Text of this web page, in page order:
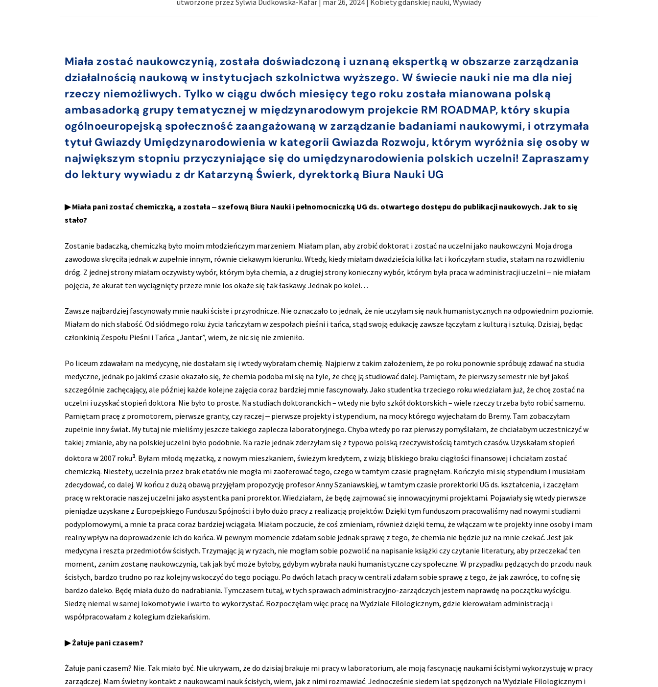
Miała zostać naukowczynią, została doświadczoną i uznaną ekspertką w obszarze zarządzania
działalnością naukową w instytucjach szkolnictwa wyższego. W świecie nauki nie ma dla niej
rzeczy niemożliwych. Tylko w ciągu dwóch miesięcy tego roku została mianowana polską
ambasadorką grupy tematycznej w międzynarodowym projekcie RM ROADMAP, który skupia
ogólnoeuropejską społeczność zaangażowaną w zarządzanie badaniami naukowymi, i otrzymała
tytuł Gwiazdy Umiędzynarodowienia w kategorii Gwiazda Rozwoju, którym wyróżnia się osoby w
największym stopniu przyczyniające się do umiędzynarodowienia polskich uczelni! Zapraszamy
do lektury wywiadu z dr Katarzyną Świerk, dyrektorką Biura Nauki UG
▶ Miała pani zostać chemiczką, a została ‒ szefową Biura Nauki i pełnomocniczką UG ds. otwartego dostępu do publikacji naukowych. Jak to się
stało?
Zostanie badaczką, chemiczką było moim młodzieńczym marzeniem. Miałam plan, aby zrobić doktorat i zostać na uczelni jako naukowczyni. Moja droga
zawodowa skręciła jednak w zupełnie innym, równie ciekawym kierunku. Wtedy, kiedy miałam dwadzieścia kilka lat i kończyłam studia, stałam na rozwidleniu
dróg. Z jednej strony miałam oczywisty wybór, którym była chemia, a z drugiej strony konieczny wybór, którym była praca w administracji uczelni ‒ nie miałam
pojęcia, że akurat ten wyciągnięty przeze mnie los okaże się tak łaskawy. Jednak po kolei…
Zawsze najbardziej fascynowały mnie nauki ścisłe i przyrodnicze. Nie oznaczało to jednak, że nie uczyłam się nauk humanistycznych na odpowiednim poziomie.
Miałam do nich słabość. Od siódmego roku życia tańczyłam w zespołach pieśni i tańca, stąd swoją edukację zawsze łączyłam z kulturą i sztuką. Dzisiaj, będąc
członkinią Zespołu Pieśni i Tańca „Jantar”, wiem, że nic się nie zmieniło.
Po liceum zdawałam na medycynę, nie dostałam się i wtedy wybrałam chemię. Najpierw z takim założeniem, że po roku ponownie spróbuję zdawać na studia
medyczne, jednak po jakimś czasie okazało się, że chemia podoba mi się na tyle, że chcę ją studiować dalej. Pamiętam, że pierwszy semestr nie był jakoś
szczególnie zachęcający, ale później każde kolejne zajęcia coraz bardziej mnie fascynowały. Jako studentka trzeciego roku wiedziałam już, że chcę zostać na
uczelni i uzyskać stopień doktora. Nie było to proste. Na studiach doktoranckich – wtedy nie było szkół doktorskich – wiele rzeczy trzeba było robić samemu.
Pamiętam pracę z promotorem, pierwsze granty, czy raczej ‒ pierwsze projekty i stypendium, na mocy którego wyjechałam do Bremy. Tam zobaczyłam
zupełnie inny świat. My tutaj nie mieliśmy jeszcze takiego zaplecza laboratoryjnego. Chyba wtedy po raz pierwszy pomyślałam, że chciałabym uczestniczyć w
takiej zmianie, aby na polskiej uczelni było podobnie. Na razie jednak zderzyłam się z typowo polską rzeczywistością tamtych czasów. Uzyskałam stopień
doktora w 2007 roku1. Byłam młodą mężatką, z nowym mieszkaniem, świeżym kredytem, z wizją bliskiego braku ciągłości finansowej i chciałam zostać
chemiczką. Niestety, uczelnia przez brak etatów nie mogła mi zaoferować tego, czego w tamtym czasie pragnęłam. Kończyło mi się stypendium i musiałam
zdecydować, co dalej. W końcu z dużą obawą przyjęłam propozycję profesor Anny Szaniawskiej, w tamtym czasie prorektorki UG ds. kształcenia, i zaczęłam
pracę w rektoracie naszej uczelni jako asystentka pani prorektor. Wiedziałam, że będę zajmować się innowacyjnymi projektami. Pojawiały się wtedy pierwsze
pieniądze uzyskane z Europejskiego Funduszu Spójności i było dużo pracy z realizacją projektów. Dzięki tym funduszom pracowaliśmy nad nowymi studiami
podyplomowymi, a mnie ta praca coraz bardziej wciągała. Miałam poczucie, że coś zmieniam, również dzięki temu, że włączam w te projekty inne osoby i mam
realny wpływ na doprowadzenie ich do końca. W pewnym momencie zdałam sobie jednak sprawę z tego, że chemia nie będzie już na mnie czekać. Jest jak
medycyna i reszta przedmiotów ścisłych. Trzymając ją w ryzach, nie mogłam sobie pozwolić na napisanie książki czy czytanie literatury, aby przeczekać ten
moment, zanim zostanę naukowczynią, tak jak być może byłoby, gdybym wybrała nauki humanistyczne czy społeczne. W przypadku pędzących do przodu nauk
ścisłych, bardzo trudno po raz kolejny wskoczyć do tego pociągu. Po dwóch latach pracy w centrali zdałam sobie sprawę z tego, że jak zawrócę, to cofnę się
bardzo daleko. Będę miała dużo do nadrabiania. Tymczasem tutaj, w tych sprawach administracyjno-zarządczych jestem naprawdę na początku wyścigu.
Siedzę niemal w samej lokomotywie i warto to wykorzystać. Rozpoczęłam więc pracę na Wydziale Filologicznym, gdzie kierowałam administracją i
współpracowałam z kolegium dziekańskim.
▶ Żałuje pani czasem?
Żałuje pani czasem? Nie. Tak miało być. Nie ukrywam, że do dzisiaj brakuje mi pracy w laboratorium, ale moją fascynację naukami ścisłymi wykorzystuję w pracy
zarządczej. Mam świetny kontakt z naukowcami nauk ścisłych, wiem, jak z nimi rozmawiać. Jednocześnie siedem lat spędzonych na Wydziale Filologicznym i